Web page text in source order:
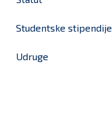
Studentske stipendije
Udruge